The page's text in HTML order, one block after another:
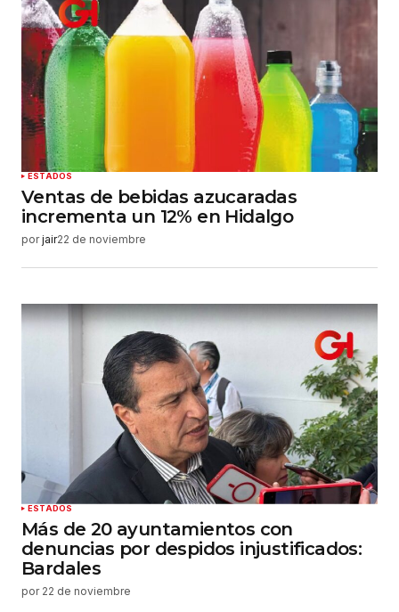
ESTADOS
Ventas de bebidas azucaradas
incrementa un 12% en Hidalgo
por jair22 de noviembre
ESTADOS
Más de 20 ayuntamientos con
denuncias por despidos injustificados:
Bardales
por 22 de noviembre